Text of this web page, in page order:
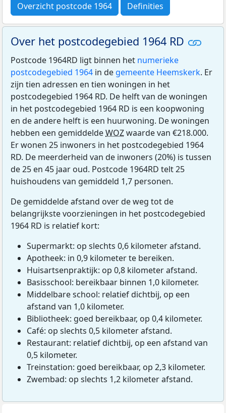
Overzicht postcode 1964 Definities
Over het postcodegebied 1964 RD
Postcode 1964RD ligt binnen het numerieke
postcodegebied 1964 in de gemeente Heemskerk. Er
zijn tien adressen en tien woningen in het
postcodegebied 1964 RD. De helft van de woningen
in het postcodegebied 1964 RD is een koopwoning
en de andere helft is een huurwoning. De woningen
hebben een gemiddeldeWOZwaarde van €218.000.
Er wonen 25 inwoners in het postcodegebied 1964
RD. De meerderheid van de inwoners (20%) is tussen
de 25 en 45 jaar oud. Postcode 1964RD telt 25
huishoudens van gemiddeld 1,7 personen.
De gemiddelde afstand over de weg tot de
belangrijkste voorzieningen in het postcodegebied
1964 RD is relatief kort:
Supermarkt: op slechts 0,6 kilometer afstand.
Apotheek: in 0,9 kilometer te bereiken.
Huisartsenpraktijk: op 0,8 kilometer afstand.
Basisschool: bereikbaar binnen 1,0 kilometer.
Middelbare school: relatief dichtbij, op een
afstand van 1,0 kilometer.
Bibliotheek: goed bereikbaar, op 0,4 kilometer.
Café: op slechts 0,5 kilometer afstand.
Restaurant: relatief dichtbij, op een afstand van
0,5 kilometer.
Treinstation: goed bereikbaar, op 2,3 kilometer.
Zwembad: op slechts 1,2 kilometer afstand.